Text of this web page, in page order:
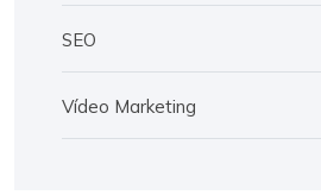
SEO
Vídeo Marketing